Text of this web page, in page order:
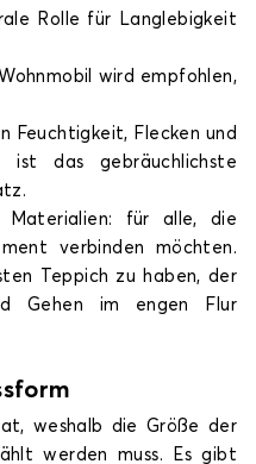
Rolle für Langlebigkeit
wird empfohlen,
Feuchtigkeit, Flecken und
das gebräuchlichste
Materialien: für alle, die
verbinden möchten.
Teppich zu haben, der
Gehen im engen Flur
weshalb die Größe der
werden muss. Es gibt